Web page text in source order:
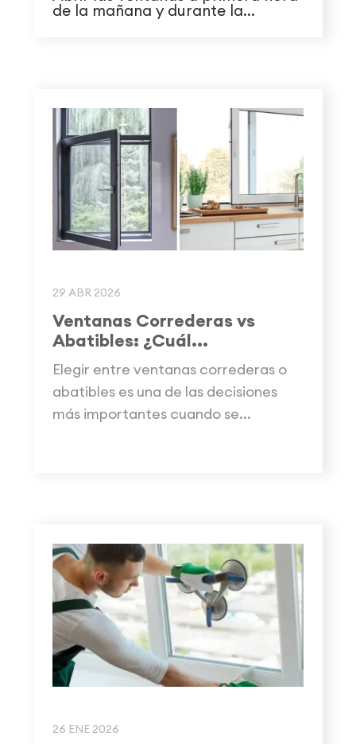
de la mañana y durante la...
29 ABR 2026
Ventanas Correderas vs
Abatibles: ¿Cuál...
Elegir entre ventanas correderas o
abatibles es una de las decisiones
más importantes cuando se...
26 ENE 2026